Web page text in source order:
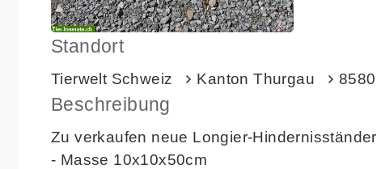
Standort
Tierwelt Schweiz Kanton Thurgau 8580
Beschreibung
Zu verkaufen neue Longier-Hindernisständer
- Masse 10x10x50cm